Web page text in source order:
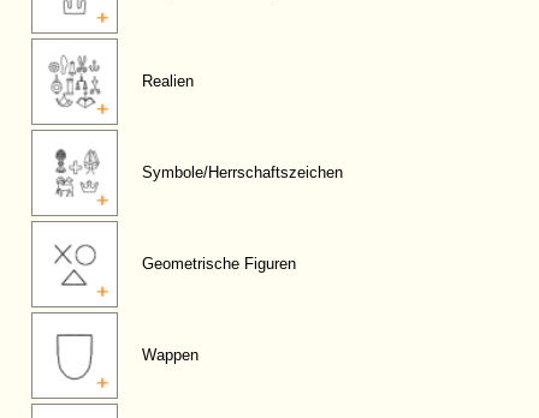
Realien
Symbole/Herrschaftszeichen
Geometrische Figuren
Wappen